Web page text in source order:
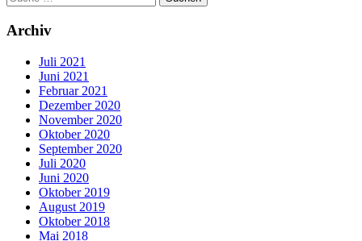
Archiv
Juli 2021
Juni 2021
Februar 2021
Dezember 2020
November 2020
Oktober 2020
September 2020
Juli 2020
Juni 2020
Oktober 2019
August 2019
Oktober 2018
Mai 2018